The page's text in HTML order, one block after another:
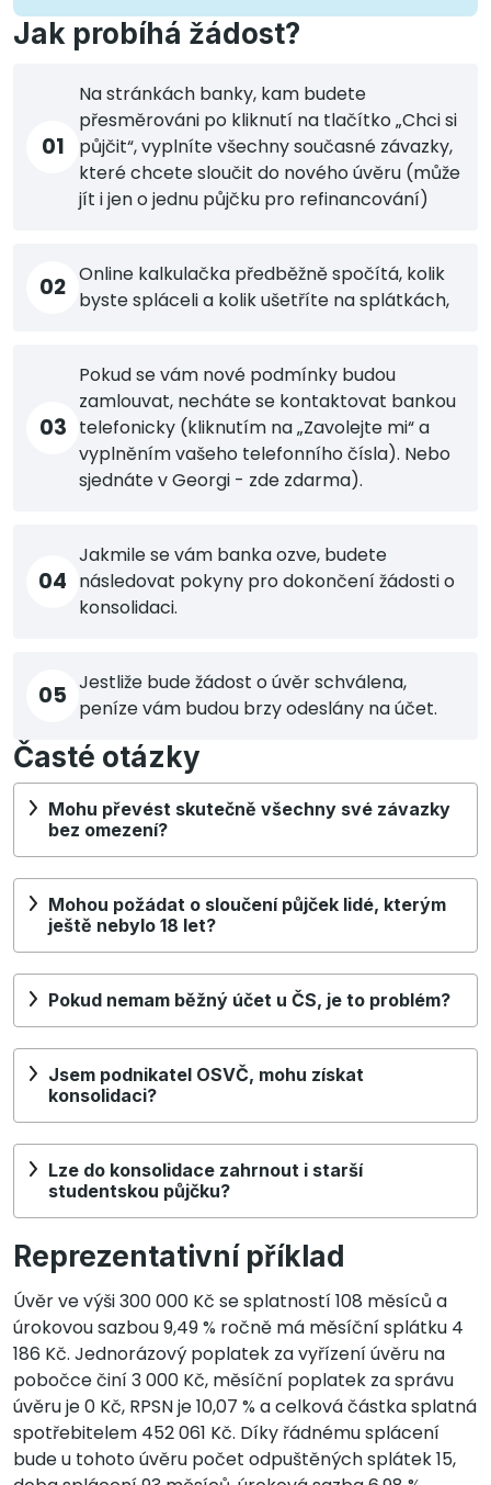
Jak probíhá žádost?
01
Na stránkách banky, kam budete
přesměrováni po kliknutí na tlačítko „Chci si
půjčit“, vyplníte všechny současné závazky,
které chcete sloučit do nového úvěru (může
jít i jen o jednu půjčku pro refinancování)
02 Online kalkulačka předběžně spočítá, kolik
byste spláceli a kolik ušetříte na splátkách,
03
Pokud se vám nové podmínky budou
zamlouvat, necháte se kontaktovat bankou
telefonicky (kliknutím na „Zavolejte mi“ a
vyplněním vašeho telefonního čísla). Nebo
sjednáte v Georgi - zde zdarma).
04
Jakmile se vám banka ozve, budete
následovat pokyny pro dokončení žádosti o
konsolidaci.
05 Jestliže bude žádost o úvěr schválena,
peníze vám budou brzy odeslány na účet.
Časté otázky
Mohu převést skutečně všechny své závazky
bez omezení?
Mohou požádat o sloučení půjček lidé, kterým
ještě nebylo 18 let?
Pokud nemam běžný účet u ČS, je to problém?
Jsem podnikatel OSVČ, mohu získat
konsolidaci?
Lze do konsolidace zahrnout i starší
studentskou půjčku?
Reprezentativní příklad
Úvěr ve výši 300 000 Kč se splatností 108 měsíců a
úrokovou sazbou 9,49 % ročně má měsíční splátku 4
186 Kč. Jednorázový poplatek za vyřízení úvěru na
pobočce činí 3 000 Kč, měsíční poplatek za správu
úvěru je 0 Kč, RPSN je 10,07 % a celková částka splatná
spotřebitelem 452 061 Kč. Díky řádnému splácení
bude u tohoto úvěru počet odpuštěných splátek 15,